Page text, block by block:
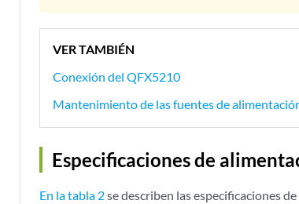
VER TAMBIÉN
Conexión del QFX5210
Mantenimiento de las fuentes de
Especificaciones de
En la tabla 2se describen las especificaciones